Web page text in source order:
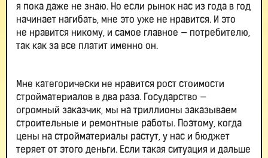
я пока даже не знаю. Но если рынок нас из года в год
начинает нагибать, мне это уже не нравится. И это
не нравится никому, и самое главное — потребителю,
так как за все платит именно он.
Мне категорически не нравится рост стоимости
стройматериалов в два раза. Государство —
огромный заказчик, мы на триллионы заказываем
строительные и ремонтные работы. Поэтому, когда
цены на стройматериалы растут, у нас и бюджет
теряет от этого деньги. Если такая ситуация и дальше